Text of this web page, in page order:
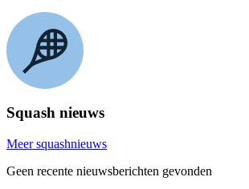
Squash nieuws
Meer squashnieuws
Geen recente nieuwsberichten gevonden